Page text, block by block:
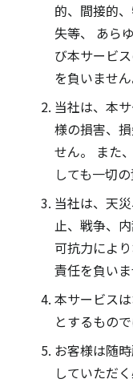
的、間接的
失等、 あら
び本サービ
を負いません
当社は、本
様の損害、
せん。 また
しても一切
当社は、天
止、戦争、
可抗力によ
責任を負いま
本サービス
とするもの
お客様は随
していただ